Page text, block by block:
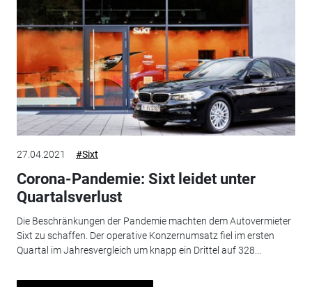
27.04.2021 #Sixt
Corona-Pandemie: Sixt leidet unter
Quartalsverlust
Die Beschränkungen der Pandemie machten dem Autovermieter
Sixt zu schaffen. Der operative Konzernumsatz fiel im ersten
Quartal im Jahresvergleich um knapp ein Drittel auf 328...